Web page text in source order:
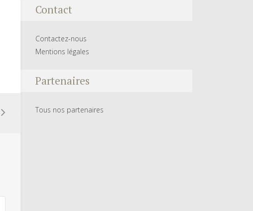
Contact
Contactez-nous
Mentions légales
Partenaires
Tous nos partenaires